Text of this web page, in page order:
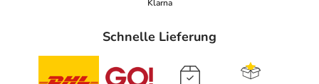
Klarna
Schnelle Lieferung